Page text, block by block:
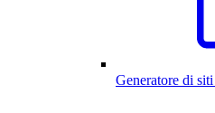
Generatore di